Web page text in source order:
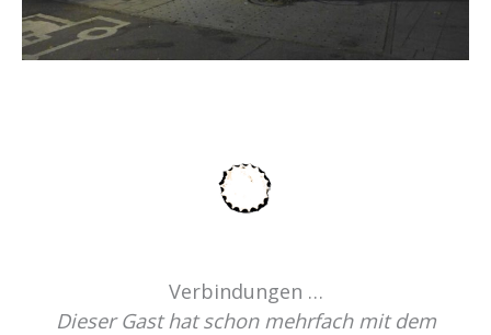
Verbindungen …
Dieser Gast hat schon mehrfach mit dem